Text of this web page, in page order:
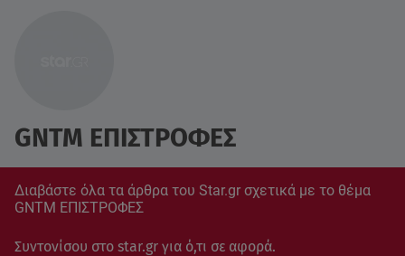
GNTM ΕΠΙΣΤΡΟΦΕΣ
Διαβάστε όλα τα άρθρα του Star.gr σχετικά με το θέμα
GNTM ΕΠΙΣΤΡΟΦΕΣ
Συντονίσου στο star.gr για ό,τι σε αφορά.